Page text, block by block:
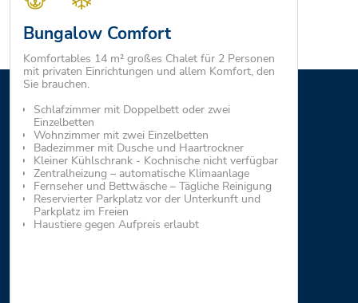
Bungalow Comfort
Komfortables 14 m² großes Chalet für 2 Personen
mit privaten Einrichtungen und allem Komfort, den
Sie brauchen.
Schlafzimmer mit Doppelbett oder zwei
Einzelbetten
Wohnzimmer mit zwei Einzelbetten
Badezimmer mit Dusche und Haartrockner
Kleiner Kühlschrank - Kochnische nicht verfügbar
Zentralheizung – automatische Klimaanlage
Fernseher und Bettwäsche – Tägliche Reinigung
Reservierter Parkplatz vor der Unterkunft und
Parkplatz im Freien
Haustiere gegen Aufpreis erlaubt